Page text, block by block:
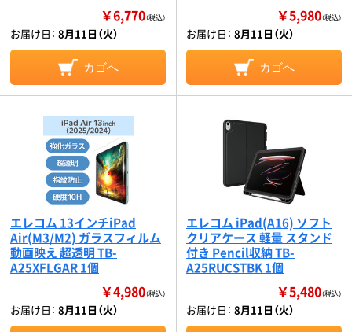
￥6,770（税込）
お届け日： 8月11日（火）
カゴへ
￥5,980（税込）
お届け日： 8月11日（火）
カゴへ
エレコム 13インチiPad
Air(M3/M2) ガラスフィルム
動画映え 超透明 TB-
A25XFLGAR 1個
￥4,980（税込）
お届け日： 8月11日（火）
エレコム iPad(A16) ソフト
クリアケース 軽量 スタンド
付き Pencil収納 TB-
A25RUCSTBK 1個
￥5,480（税込）
お届け日： 8月11日（火）